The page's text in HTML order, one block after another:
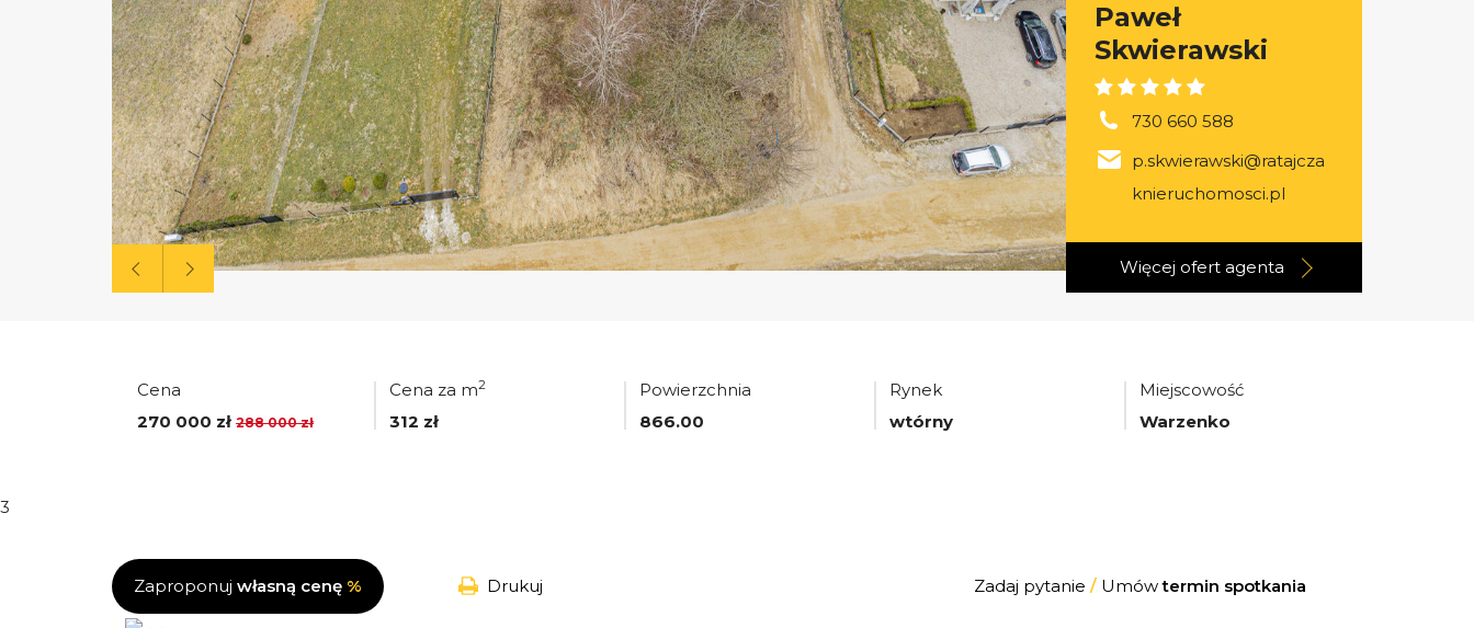
Paweł
Skwierawski
730 660 588
p.skwierawski@ratajcza
knieruchomosci.pl
Więcej ofert agenta
Cena
270 000 zł 288 000 zł
Cena za m2
312 zł
Powierzchnia
866.00
Rynek
wtórny
Miejscowość
Warzenko
3
Zaproponuj własną cenę % Drukuj Zadaj pytanie / Umówtermin spotkania